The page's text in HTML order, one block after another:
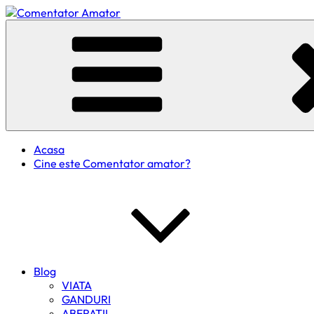
Skip
to
Comentator Amator
Acasa
Cine este Comentator amator?
Blog
VIATA
GANDURI